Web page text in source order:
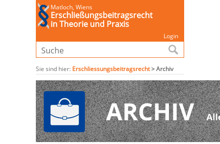
Matloch, Wiens
Erschließungsbeitragsrecht
in Theorie und Praxis
Login
Sie sind hier: Erschliessungsbeitragsrecht>Archiv